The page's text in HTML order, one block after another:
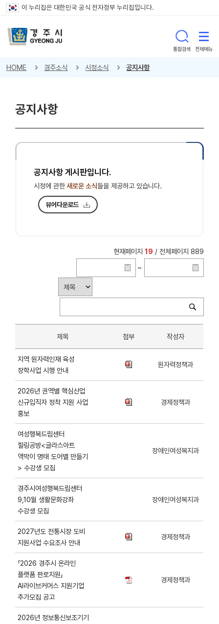
이 누리집은 대한민국 공식 전자정부 누리집입니다.
통합검색 전체메뉴
HOME 경주소식 시정소식 공지사항
공지사항
공지사항 게시판입니다.
시정에 관한새로운 소식들을 제공하고 있습니다.
뷰어다운로드
현재페이지 19 / 전체페이지 889
~
제목 첨부 작성자
지역 원자력인재 육성
장학사업 시행 안내
원자력정책과
2026년 권역별 핵심산업
신규입직자 정착 지원 사업
홍보
경제정책과
여성행복드림센터
힐링공방<글라스아트
액막이 명태 도어벨 만들기
> 수강생 모집
장애인여성복지과
경주시여성행복드림센터
9,10월 생활문화강좌
수강생 모집
장애인여성복지과
2027년도 전통시장 도비
지원사업 수요조사 안내
경제정책과
「2026 경주시 온라인
플랫폼 판로지원」
AI라이브커머스 지원기업
추가모집 공고
경제정책과
2026년 정보통신보조기기